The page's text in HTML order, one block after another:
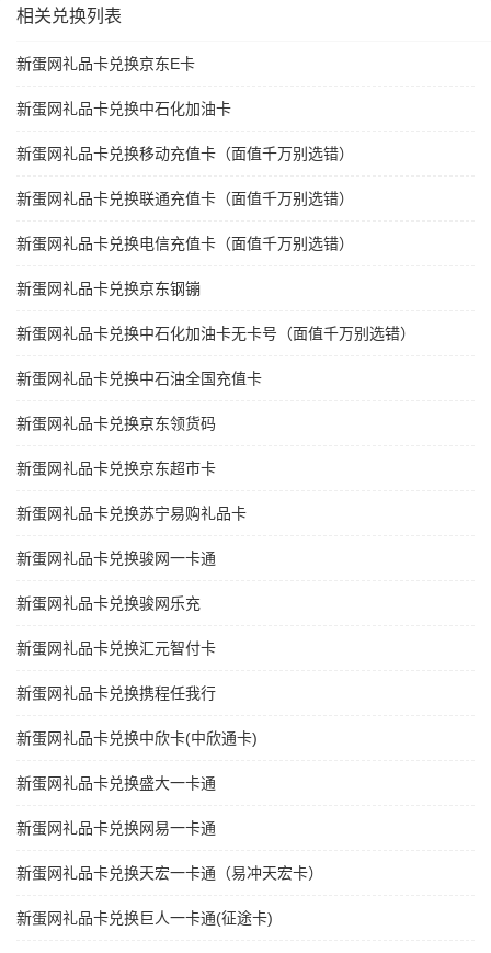
相关兑换列表
新蛋网礼品卡兑换京东E卡
新蛋网礼品卡兑换中石化加油卡
新蛋网礼品卡兑换移动充值卡（面值千万别选错）
新蛋网礼品卡兑换联通充值卡（面值千万别选错）
新蛋网礼品卡兑换电信充值卡（面值千万别选错）
新蛋网礼品卡兑换京东钢镚
新蛋网礼品卡兑换中石化加油卡无卡号（面值千万别选错）
新蛋网礼品卡兑换中石油全国充值卡
新蛋网礼品卡兑换京东领货码
新蛋网礼品卡兑换京东超市卡
新蛋网礼品卡兑换苏宁易购礼品卡
新蛋网礼品卡兑换骏网一卡通
新蛋网礼品卡兑换骏网乐充
新蛋网礼品卡兑换汇元智付卡
新蛋网礼品卡兑换携程任我行
新蛋网礼品卡兑换中欣卡(中欣通卡)
新蛋网礼品卡兑换盛大一卡通
新蛋网礼品卡兑换网易一卡通
新蛋网礼品卡兑换天宏一卡通（易冲天宏卡）
新蛋网礼品卡兑换巨人一卡通(征途卡)